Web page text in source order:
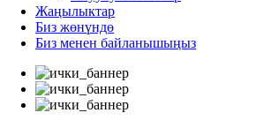
Жаңылыктар
Биз жөнүндө
Биз менен байланышыңыз